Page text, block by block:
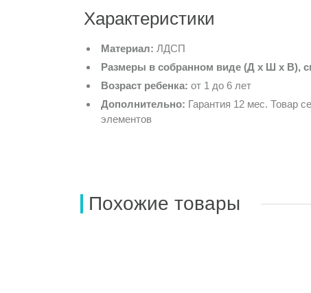
Характеристики
Материал: ЛДСП
Размеры в собранном виде (Д х Ш х В),
Возраст ребенка: от 1 до 6 лет
Дополнительно: Гарантия 12 мес. Товар
элементов
Похожие товары